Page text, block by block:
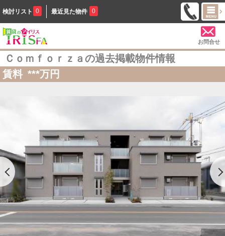
検討リスト 0 最近見た物件 0
お問合せ
Ｃｏｍｆｏｒｚａの過去掲載物件情報
賃料 ***万円